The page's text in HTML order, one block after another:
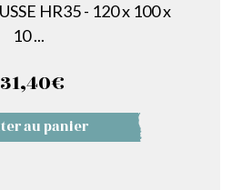
HR35 - 120 x 100 x
10 ...
€
au panier